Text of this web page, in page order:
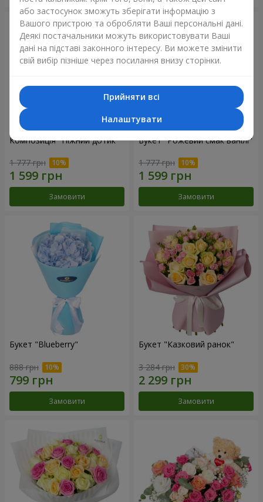
Композиція "Ніжний дотик"
1 777 грн
Замовити
Букет "Рожевий смак ванілі"
1 777 грн
Замовити
Букет "Blueberry"
888 грн
Замовити
Букет "Казковий ранок"
3 284 грн
Замовити
або застосунок зможуть зберігати інформацію з
Вашого пристрою та обробляти Ваші персональні дані.
Деякі постачальники можуть використовувати Ваші
дані на підставі законного інтересу. Ви можете змінити
свій вибір пізніше через посилання внизу сторінки.
Прийняти всі
Налаштувати